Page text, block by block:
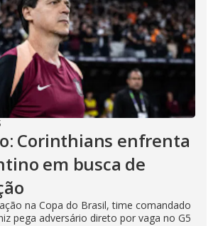
Corinthians enfrenta
em busca de
na Copa do Brasil, time comandado
pega adversário direto por vaga no G5